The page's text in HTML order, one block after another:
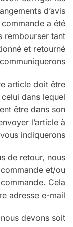
d’avis
a été
rembourser tant
et retourné
article doit être
dans lequel
être dans son
l’article à
indiquerons.
de retour, nous
et/ou
Cela
adresse e-mail.
devons soit